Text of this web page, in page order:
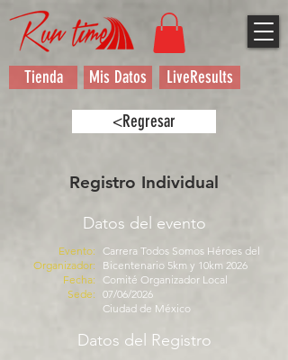
Tienda Mis Datos LiveResults
<Regresar
Registro Individual
Datos del evento
Evento:
Organizador:
Fecha:
Sede:
Carrera Todos Somos Héroes del
Bicentenario 5km y 10km 2026
Comité Organizador Local
07/06/2026
Ciudad de México
Datos del Registro